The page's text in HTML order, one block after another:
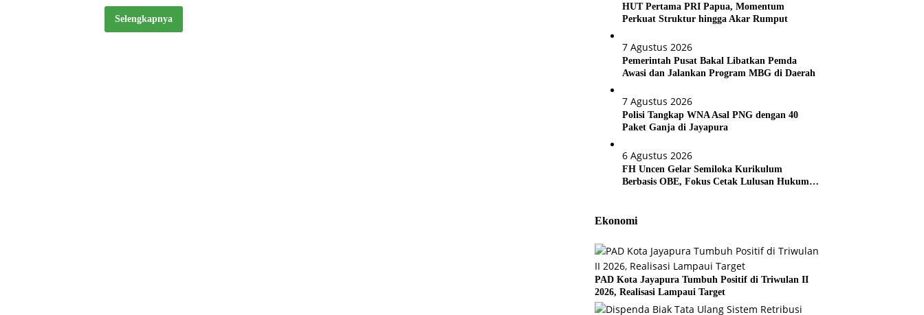
Selengkapnya
HUT Pertama PRI Papua, Momentum
Perkuat Struktur hingga Akar Rumput
7 Agustus 2026
Pemerintah Pusat Bakal Libatkan Pemda
Awasi dan Jalankan Program MBG di Daerah
7 Agustus 2026
Polisi Tangkap WNA Asal PNG dengan 40
Paket Ganja di Jayapura
6 Agustus 2026
FH Uncen Gelar Semiloka Kurikulum
Berbasis OBE, Fokus Cetak Lulusan Hukum
Ekonomi
PAD Kota Jayapura Tumbuh Positif di Triwulan II
2026, Realisasi Lampaui Target